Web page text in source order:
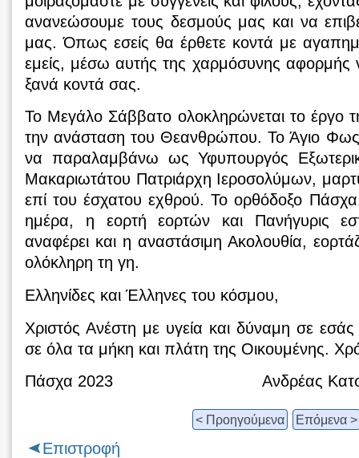
ανανεώσουμε τους δεσμούς μας και να
μας. Όπως εσείς θα έρθετε κοντά με
εμείς, μέσω αυτής της χαρμόσυνης αφορμής
ξανά κοντά σας.
Το Μεγάλο Σάββατο ολοκληρώνεται το έργο
την ανάσταση του Θεανθρώπου. Το Άγιο
να παραλαμβάνω ως Υφυπουργός
Μακαριωτάτου Πατριάρχη Ιεροσολύμων,
επί του έσχατου εχθρού. Το ορθόδοξο
ημέρα, η εορτή εορτών και Πανήγυρις
αναφέρει και η αναστάσιμη Ακολουθία,
ολόκληρη τη γη.
Ελληνίδες και Έλληνες του κόσμου,
Χριστός Ανέστη με υγεία και δύναμη σε εσάς
σε όλα τα μήκη και πλάτη της Οικουμένης.
Πάσχα 2023 Ανδρέας
< Προηγούμενα Επόμενα >
Επιστροφή